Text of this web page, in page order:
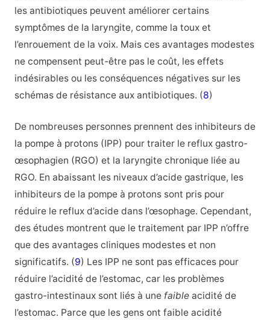
les antibiotiques peuvent améliorer certains
symptômes de la laryngite, comme la toux et
l’enrouement de la voix. Mais ces avantages modestes
ne compensent peut-être pas le coût, les effets
indésirables ou les conséquences négatives sur les
schémas de résistance aux antibiotiques. (8)
De nombreuses personnes prennent des inhibiteurs de
la pompe à protons (IPP) pour traiter le reflux gastro-
œsophagien (RGO) et la laryngite chronique liée au
RGO. En abaissant les niveaux d’acide gastrique, les
inhibiteurs de la pompe à protons sont pris pour
réduire le reflux d’acide dans l’œsophage. Cependant,
des études montrent que le traitement par IPP n’offre
que des avantages cliniques modestes et non
significatifs. (9) Les IPP ne sont pas efficaces pour
réduire l’acidité de l’estomac, car les problèmes
gastro-intestinaux sont liés à une faibleacidité de
l’estomac. Parce que les gens ont faible acidité